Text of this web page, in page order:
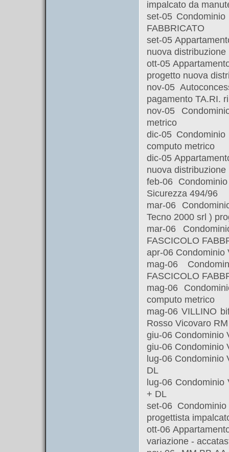
impalcato da
set-05
FABBRICATO
set-05
nuova distribuzione
ott-05
progetto nuova
nov-05
pagamento TA.RI.
nov-05
metrico
dic-05
computo metrico
dic-05
nuova distribuzione
feb-06
Sicurezza 494/96
mar-06
Tecno 2000 srl )
mar-06
FASCICOLO
apr-06 Condominio
mag-06
FASCICOLO
mag-06
computo metrico
mag-06 VILLINO
Rosso Vicovaro
giu-06 Condominio
giu-06 Condominio
lug-06 Condominio
DL
lug-06
+ DL
set-06
progettista
ott-06
variazione -